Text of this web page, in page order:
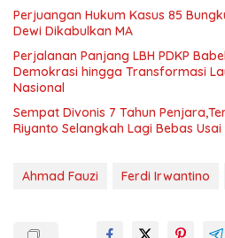
Perjuangan Hukum Kasus 85
Dewi Dikabulkan MA
Perjalanan Panjang LBH PDKP
Demokrasi hingga Transformasi
Nasional
Sempat Divonis 7 Tahun
Riyanto Selangkah Lagi Bebas Usai
Ahmad Fauzi Ferdi Irwantino